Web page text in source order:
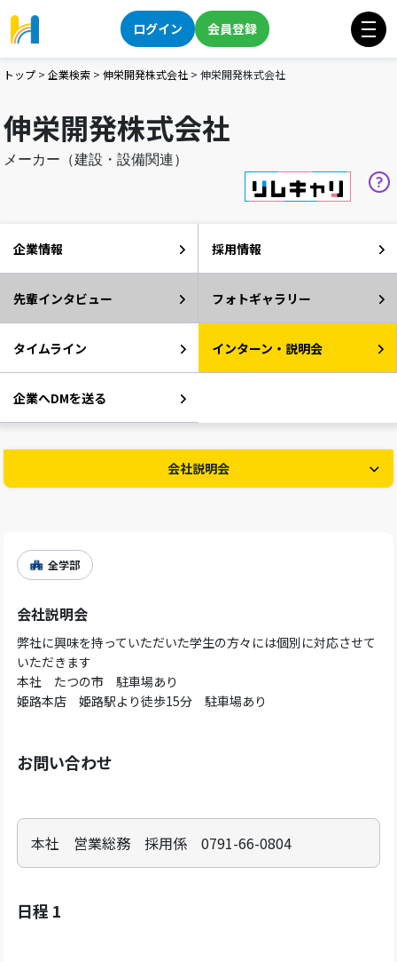
ログイン 会員登録
トップ > 企業検索 > 伸栄開発株式会社 > 伸栄開発株式会社
伸栄開発株式会社
メーカー（建設・設備関連）
企業情報 採用情報
先輩インタビュー フォトギャラリー
タイムライン インターン・説明会
企業へDMを送る
会社説明会
全学部
会社説明会
弊社に興味を持っていただいた学生の方々には個別に対応させて
いただきます
本社 たつの市 駐車場あり
姫路本店 姫路駅より徒歩15分 駐車場あり
お問い合わせ
本社 営業総務 採用係 0791-66-0804
日程 1